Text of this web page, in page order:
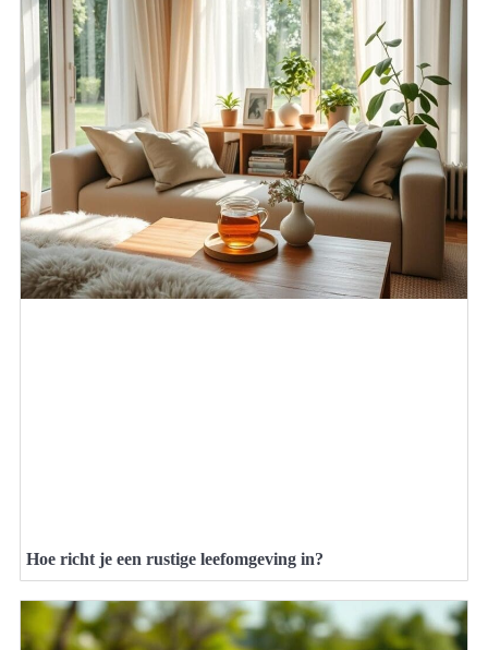
Hoe richt je een rustige leefomgeving in?